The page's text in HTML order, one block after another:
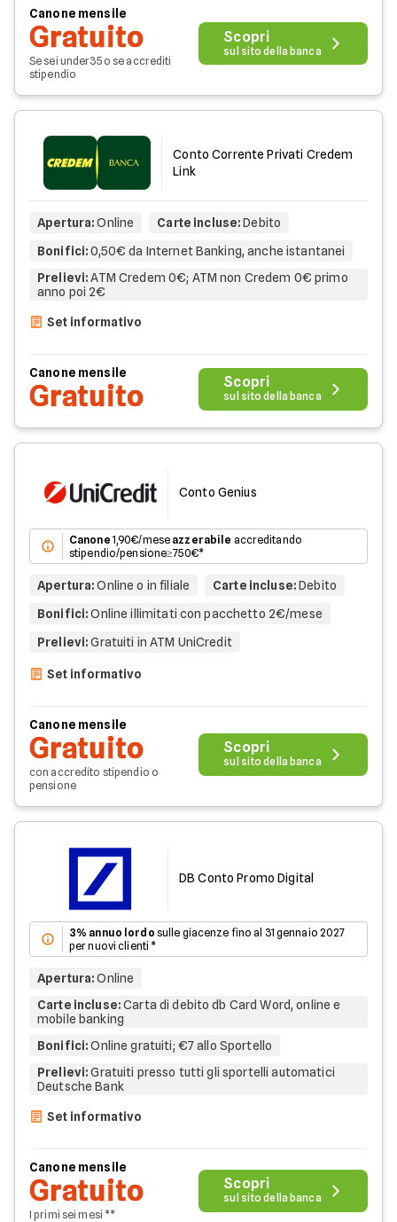
Canone mensile
Gratuito
Se sei under35 o se accrediti
stipendio
Scopri
sul sito della banca
Conto Corrente Privati Credem
Link
Apertura: Online Carte incluse: Debito
Bonifici: 0,50€ da Internet Banking, anche istantanei
Prelievi: ATM Credem 0€; ATM non Credem 0€ primo
anno poi 2€
Set informativo
Canone mensile
Gratuito Scopri
sul sito della banca
Conto Genius
Canone 1,90€/mese azzerabile accreditando
stipendio/pensione≥750€*
Apertura: Online o in filiale Carte incluse:Debito
Bonifici: Online illimitati con pacchetto 2€/mese
Prelievi: Gratuiti in ATM UniCredit
Set informativo
Canone mensile
Gratuito
con accredito stipendio o
pensione
Scopri
sul sito della banca
DB Conto Promo Digital
3% annuo lordo sulle giacenze fino al 31 gennaio 2027
per nuovi clienti *
Apertura: Online
Carte incluse:Carta di debito db Card Word, online e
mobile banking
Bonifici: Online gratuiti; €7 allo Sportello
Prelievi: Gratuiti presso tutti gli sportelli automatici
Deutsche Bank
Set informativo
Canone mensile
Gratuito
I primi sei mesi **
Scopri
sul sito della banca